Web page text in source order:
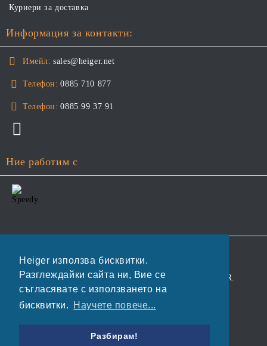
Heiger използва бисквитки.
Разглеждайки сайта ни, Вие се
съгласявате с използването на
бисквитки.
Научете повече...
Разбирам!
Куриери за доставка
Информация за контакти:
Имейл: sales@heiger.net
Телефон: 0885 710 877
Телефон: 0885 99 37 91
Ние работим с
Нашият онлайн магазин е 100% съобразен с GDPR.
Моите лични данни